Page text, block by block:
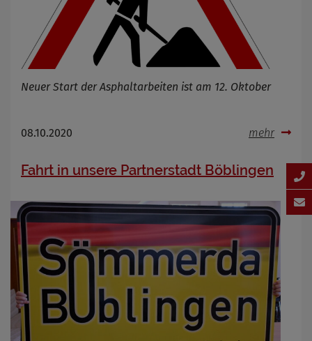
Neuer Start der Asphaltarbeiten ist am 12. Oktober
08.10.2020 mehr
Fahrt in unsere Partnerstadt Böblingen